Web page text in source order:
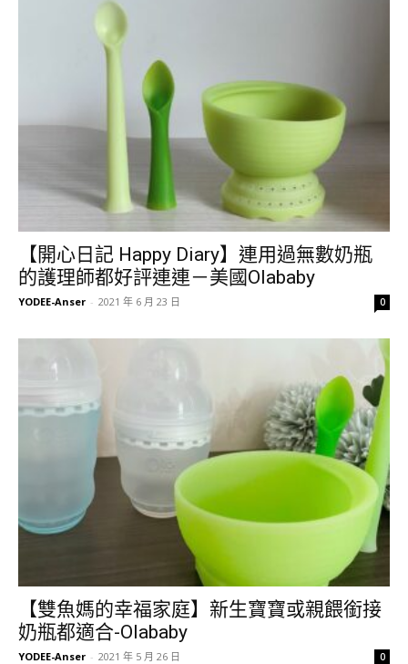
【開心日記 Happy Diary】連用過無數奶瓶
的護理師都好評連連－美國Olababy
YODEE-Anser - 2021 年 6 月 23 日 0
【雙魚媽的幸福家庭】新生寶寶或親餵銜接
奶瓶都適合-Olababy
YODEE-Anser - 2021 年 5 月 26 日 0